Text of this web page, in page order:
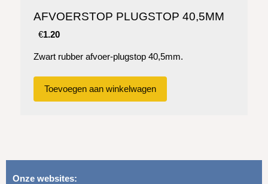
AFVOERSTOP PLUGSTOP 40,5MM
€1.20
Zwart rubber afvoer-plugstop 40,5mm.
Onze websites: